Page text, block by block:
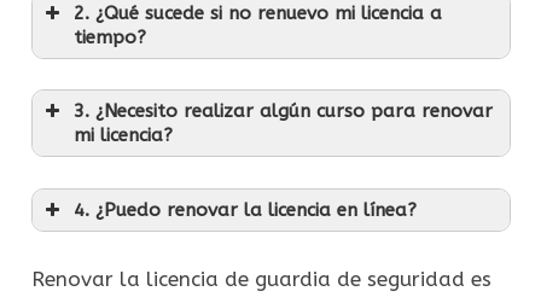
2. ¿Qué sucede si no renuevo mi licencia a
tiempo?
3. ¿Necesito realizar algún curso para renovar
mi licencia?
4. ¿Puedo renovar la licencia en línea?
Renovar la licencia de guardia de seguridad es